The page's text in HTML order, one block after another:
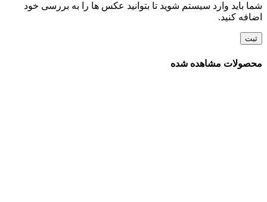
شما باید وارد سیستم شوید تا بتوانید عکس ها را به بررسی خود
اضافه کنید.
محصولات مشاهده شده